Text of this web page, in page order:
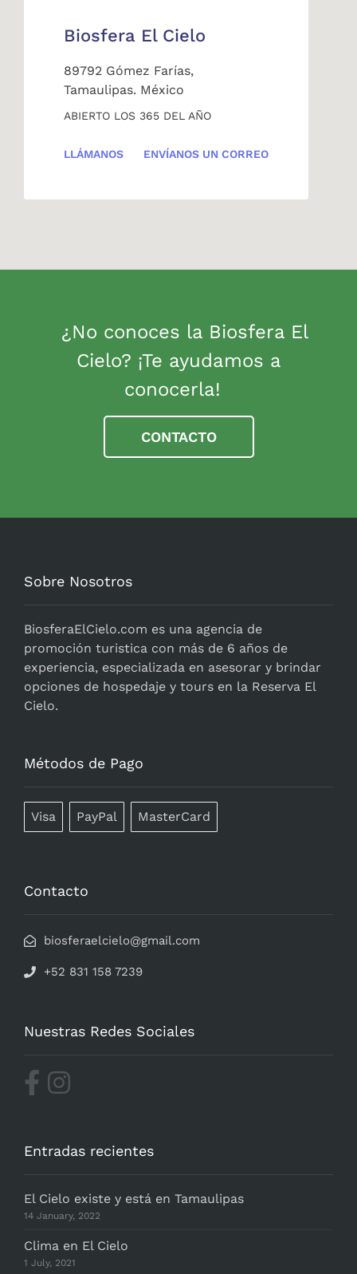
Biosfera El Cielo
89792 Gómez Farías,
Tamaulipas. México
ABIERTO LOS 365 DEL AÑO
LLÁMANOS ENVÍANOS UN CORREO
¿No conoces la Biosfera El
Cielo? ¡Te ayudamos a
conocerla!
CONTACTO
Sobre Nosotros
BiosferaElCielo.com es una agencia de
promoción turistica con más de 6 años de
experiencia, especializada en asesorar y brindar
opciones de hospedaje y tours en la Reserva El
Cielo.
Métodos de Pago
Visa PayPal MasterCard
Contacto
biosferaelcielo@gmail.com
+52 831 158 7239
Nuestras Redes Sociales
Entradas recientes
El Cielo existe y está en Tamaulipas
14 January, 2022
Clima en El Cielo
1 July, 2021